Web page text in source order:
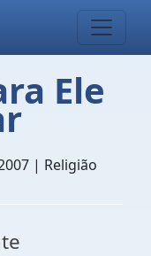
Ele
| Religião